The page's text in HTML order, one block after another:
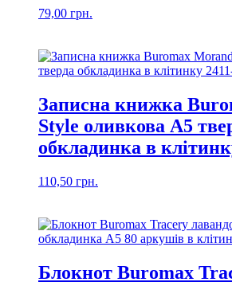
79,00 грн.
Записна книжка
Style оливкова A5
обкладинка в
110,50 грн.
Блокнот Buromax